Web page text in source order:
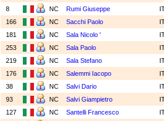
8
NC Rumi Giuseppe
166
NC Sacchi Paolo
181
NC Sala Nicolo '
253
NC Sala Paolo
219
NC Sala Stefano
176
NC Salemmi Iacopo
38
NC Salvi Dario
93
NC Salvi Giampietro
127
NC Santelli Francesco